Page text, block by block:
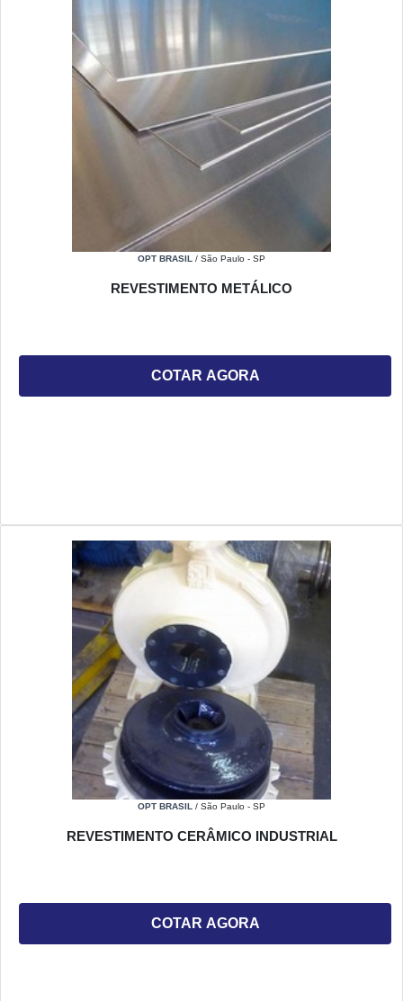
OPT BRASIL / São Paulo - SP
REVESTIMENTO METÁLICO
COTAR AGORA
OPT BRASIL / São Paulo - SP
REVESTIMENTO CERÂMICO INDUSTRIAL
COTAR AGORA